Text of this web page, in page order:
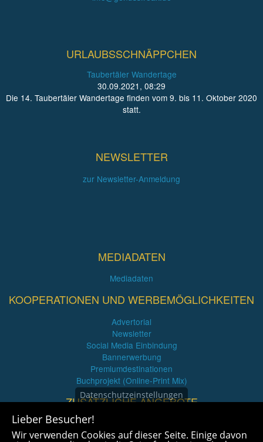
URLAUBSSCHNÄPPCHEN
Taubertäler Wandertage
30.09.2021, 08:29
Die 14. Taubertäler Wandertage finden vom 9. bis 11. Oktober 2020
statt.
NEWSLETTER
zur Newsletter-Anmeldung
MEDIADATEN
Mediadaten
KOOPERATIONEN UND WERBEMÖGLICHKEITEN
Advertorial
Newsletter
Social Media Einbindung
Bannerwerbung
Premiumdestinationen
Buchprojekt (Online-Print Mix)
ZUSÄTZLICHE ANGEBOTE
Imagefilme und mehr
360° x 360° Fotografie
Datenschutzeinstellungen
Lieber Besucher!
Wir verwenden Cookies auf dieser Seite. Einige davon